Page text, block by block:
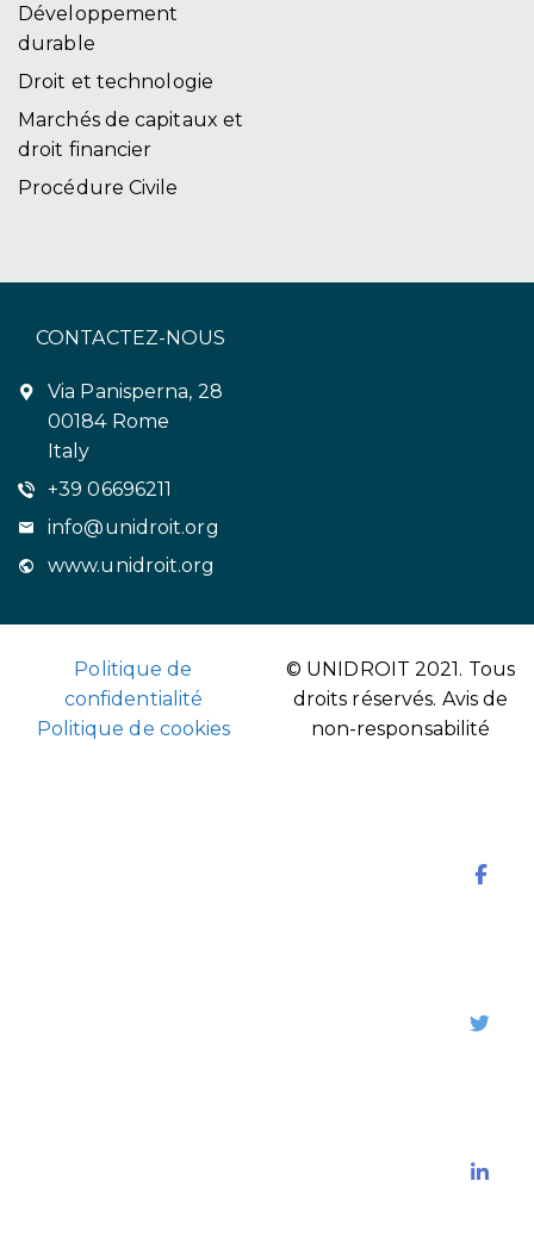
Développement
durable
Droit et technologie
Marchés de capitaux et
droit financier
Procédure Civile
CONTACTEZ-NOUS
Via Panisperna, 28
00184 Rome
Italy
+39 06696211
info@unidroit.org
www.unidroit.org
Politique de
confidentialité
Politique de cookies
© UNIDROIT 2021. Tous
droits réservés. Avis de
non-responsabilité